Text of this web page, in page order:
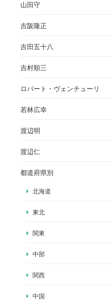
山田守
吉阪隆正
吉田五十八
吉村順三
ロバート・ヴェンチューリ
若林広幸
渡辺明
渡辺仁
都道府県別
北海道
東北
関東
中部
関西
中国